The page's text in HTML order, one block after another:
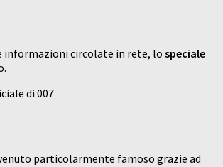
informazioni circolate in rete, lo speciale
di 007
particolarmente famoso grazie ad